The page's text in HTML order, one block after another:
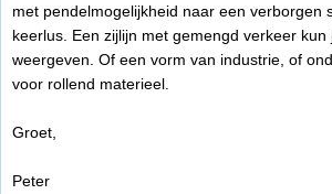
met pendelmogelijkheid naar een verborgen
keerlus. Een zijlijn met gemengd verkeer kun
weergeven. Of een vorm van industrie, of
voor rollend materieel.
Groet,
Peter